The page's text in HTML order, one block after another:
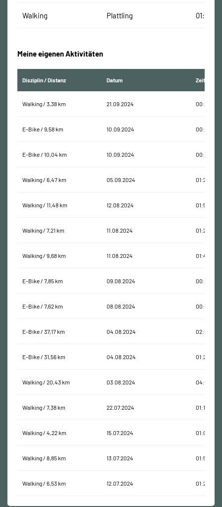
Walking Plattling
Meine eigenen Aktivitäten
Disziplin / Distanz Datum Zeit
Walking / 3,38 km 21.09.2024 00:37:02
E-Bike / 9,58 km 10.09.2024 00:23:53
E-Bike / 10,04 km 10.09.2024 00:26:28
Walking / 6,47 km 05.09.2024 01:28:09
Walking / 11,48 km 12.08.2024 01:54:03
Walking / 7,21 km 11.08.2024 01:21:25
Walking / 9,68 km 11.08.2024 01:47:14
E-Bike / 7,85 km 09.08.2024 00:19:45
E-Bike / 7,62 km 08.08.2024 00:18:46
E-Bike / 37,17 km 04.08.2024 02:00:44
E-Bike / 31,56 km 04.08.2024 01:20:29
Walking / 20,43 km 03.08.2024 04:54:19
Walking / 7,38 km 22.07.2024 01:14:58
Walking / 4,22 km 15.07.2024 01:02:14
Walking / 8,85 km 13.07.2024 01:52:09
Walking / 6,53 km 12.07.2024 01:28:27